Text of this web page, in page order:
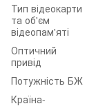
Тип відеокарти
та об'єм
відеопам'яті
Оптичний
привід
Потужність БЖ
Країна-